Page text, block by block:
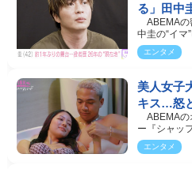
る」田中
の本音を
ABEMAの
中圭の“イマ
トした。
エンタメ
美人女子
キス…怒
ち！
ABEMAの
ー『シャッ
4日、放送
エンタメ